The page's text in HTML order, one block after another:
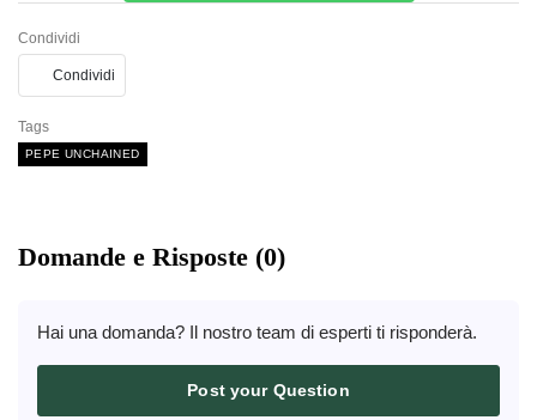
Condividi
Condividi
Tags
PEPE UNCHAINED
Domande e Risposte (0)
Hai una domanda? Il nostro team di esperti ti risponderà.
Post your Question